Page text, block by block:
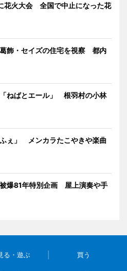
花火大会 全国で中止になった花
飾・セイズの住宅を視察 都内
ねばとエール」 根羽村の小林
ぇ」 メンカラたこやきや楽曲
爆81年特別企画 屋上演奏や手
る・遊ぶ 買う